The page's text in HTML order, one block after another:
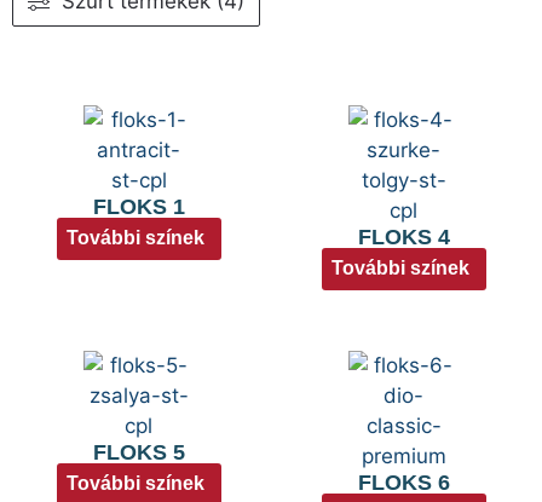
FLOKS 1
További színek FLOKS 4
További színek
FLOKS 5
További színek FLOKS 6